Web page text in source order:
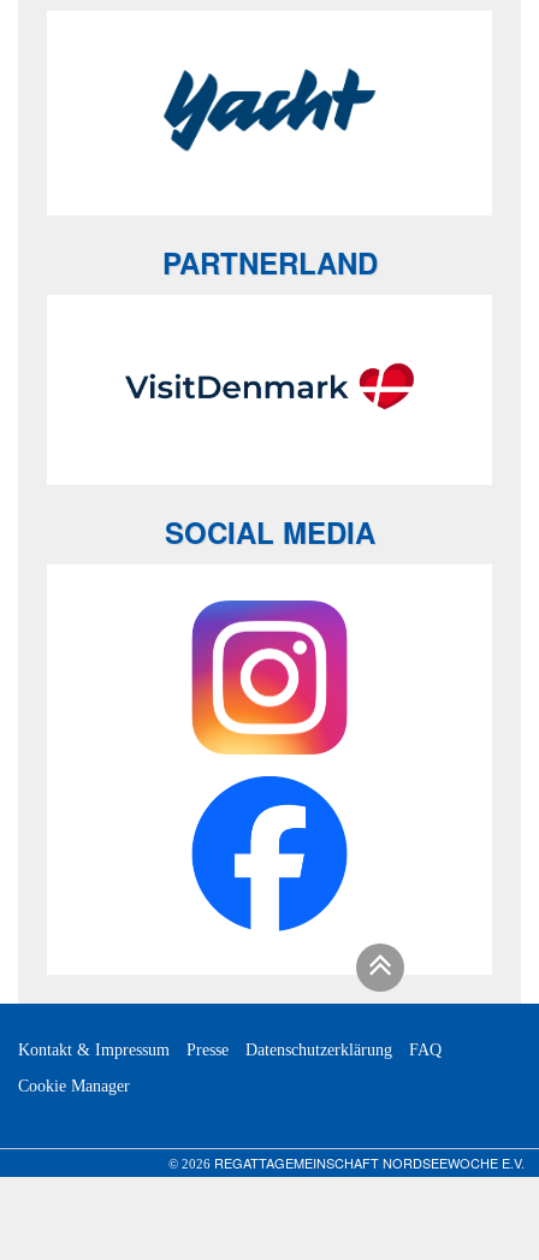
PARTNERLAND
SOCIAL MEDIA
Kontakt & Impressum Presse Datenschutzerklärung
FAQ
Cookie Manager
© 2026 REGATTAGEMEINSCHAFT NORDSEEWOCHE E.V.